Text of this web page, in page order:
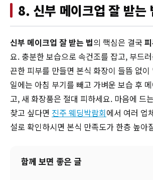
8. 신부 메이크업 잘 받는
신부 메이크업 잘 받는 법의 핵심은 결국
요. 충분한 보습으로 속건조를 잡고, 부드
끈한 피부를 만들면 본식 화장이 들뜸 없
일에는 아침 부기를 빼고 가벼운 보습 후
고, 새 화장품은 절대 피하세요. 마음에 드
찾고 싶다면 진주 웨딩박람회에서 여러 업
설로 확인하시면 본식 만족도가 한층 높아
함께 보면 좋은 글